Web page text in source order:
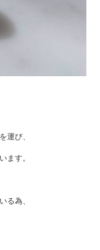
運び、
ます。
る為、